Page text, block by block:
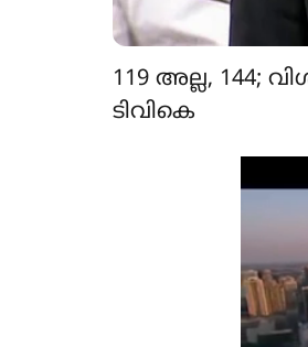
119 അല്ല, 144;
ടിവികെ